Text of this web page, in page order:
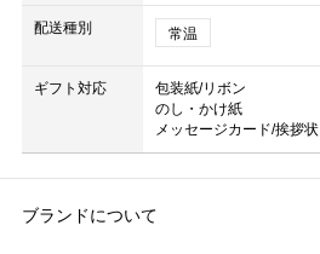
配送種別 常温
ギフト対応
包装紙/リボン
のし・かけ紙
メッセージカード/挨拶状
ブランドについて